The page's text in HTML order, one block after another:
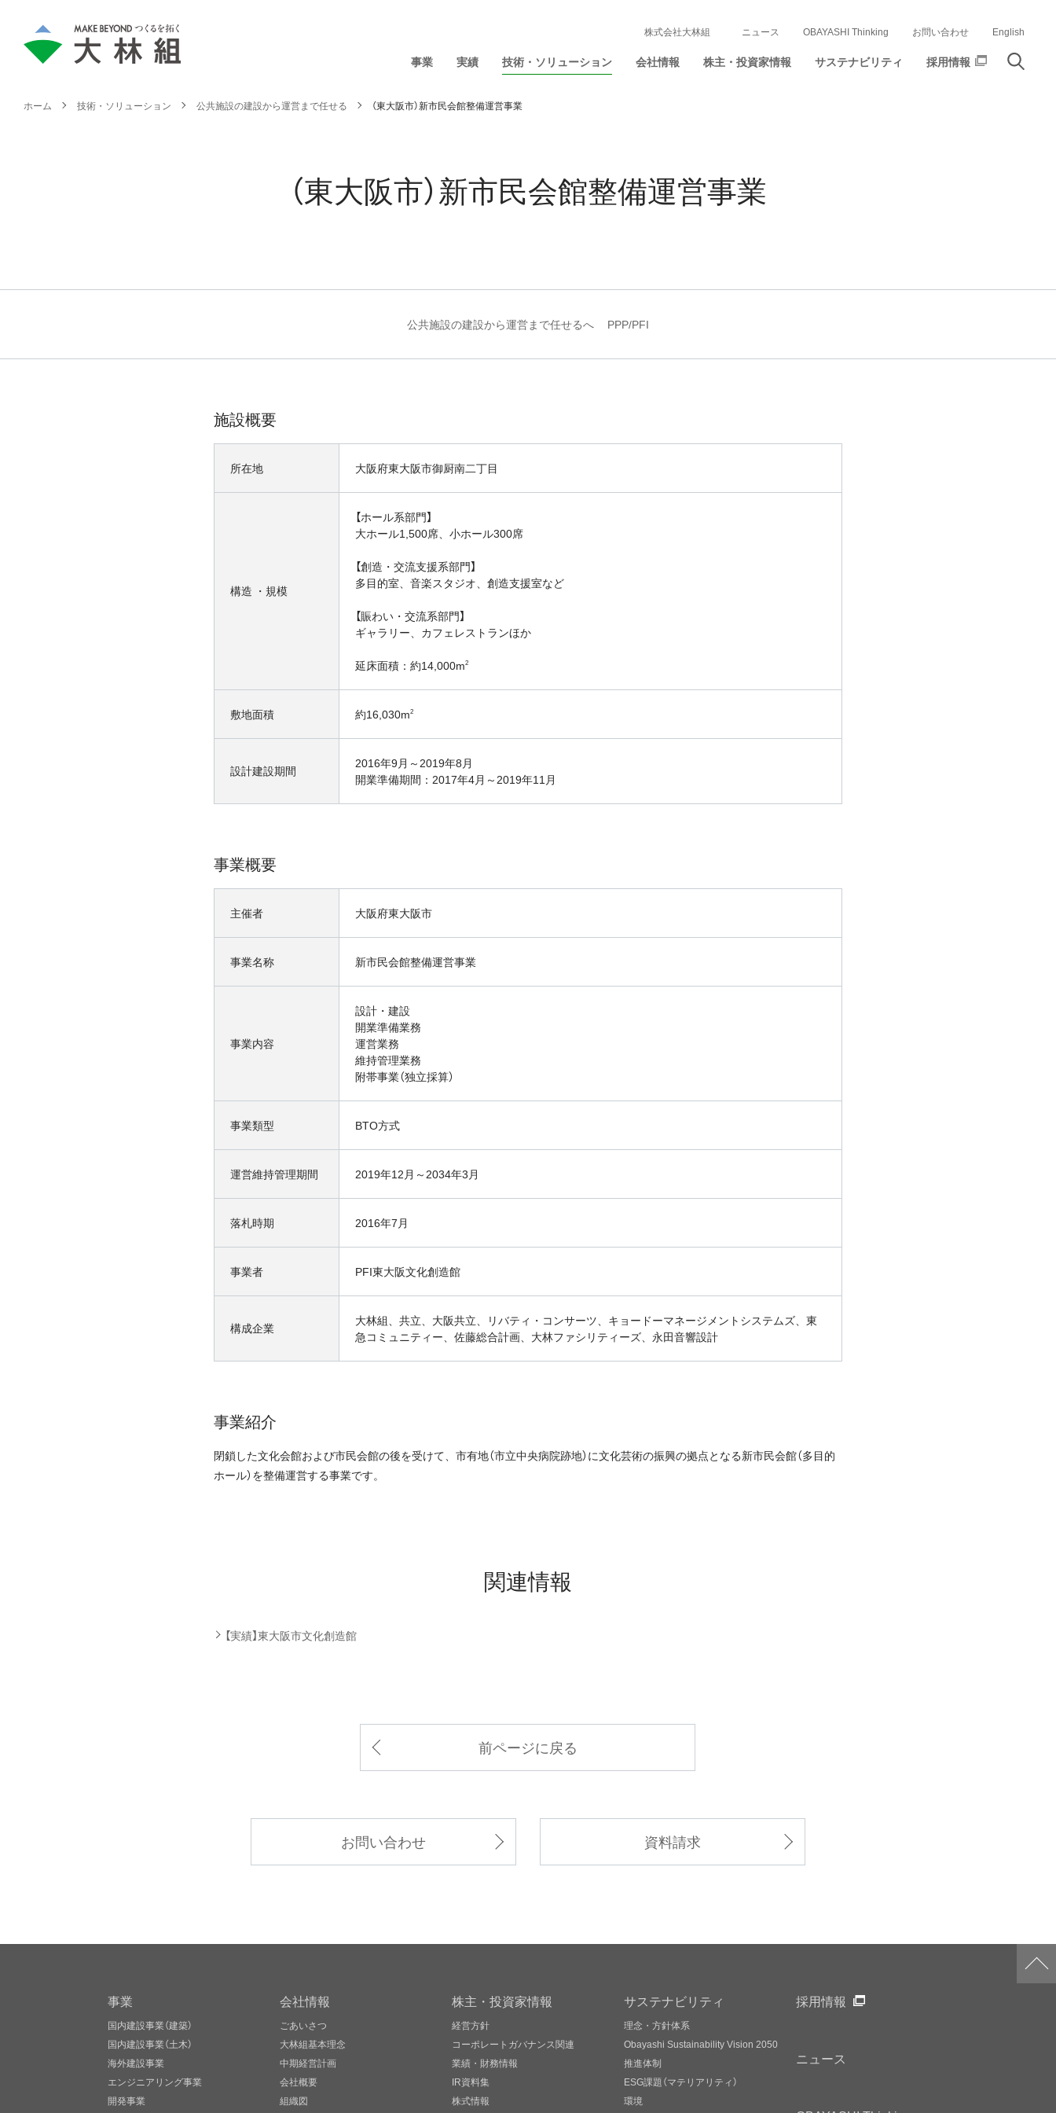
事業 実績 技術・ソリューション 会社情報 株主・投資家情報 サステナビリティ 採用情報
株式会社大林組 ニュース OBAYASHI Thinking お問い合わせ English
ホーム 技術・ソリューション 公共施設の建設から運営まで任せる （東大阪市）新市民会館整備運営事業
（東大阪市）新市民会館整備運営事業
公共施設の建設から運営まで任せるへ PPP/PFI
施設概要
所在地 大阪府東大阪市御厨南二丁目
構造 ・規模
【ホール系部門】
大ホール1,500席、小ホール300席
【創造・交流支援系部門】
多目的室、音楽スタジオ、創造支援室など
【賑わい・交流系部門】
ギャラリー、カフェレストランほか
延床面積：約14,000m2
敷地面積 約16,030m2
設計建設期間
2016年9月～2019年8月
開業準備期間：2017年4月～2019年11月
事業概要
主催者 大阪府東大阪市
事業名称 新市民会館整備運営事業
事業内容
設計・建設
開業準備業務
運営業務
維持管理業務
附帯事業（独立採算）
事業類型 BTO方式
運営維持管理期間 2019年12月～2034年3月
落札時期 2016年7月
事業者 PFI東大阪文化創造館
構成企業
大林組、共立、大阪共立、リバティ・コンサーツ、キョードーマネージメントシステムズ、東
急コミュニティー、佐藤総合計画、大林ファシリティーズ、永田音響設計
事業紹介
閉鎖した文化会館および市民会館の後を受けて、市有地（市立中央病院跡地）に文化芸術の振興の拠点となる新市民会館（多目的
ホール）を整備運営する事業です。
関連情報
【実績】東大阪市文化創造館
前ページに戻る
お問い合わせ 資料請求
事業
国内建設事業（建築）
国内建設事業（土木）
海外建設事業
エンジニアリング事業
開発事業
会社情報
ごあいさつ
大林組基本理念
中期経営計画
会社概要
組織図
株主・投資家情報
経営方針
コーポレートガバナンス関連
業績・財務情報
IR資料集
株式情報
サステナビリティ
理念・方針体系
Obayashi Sustainability Vision 2050
推進体制
ESG課題（マテリアリティ）
環境
採用情報
ニュース